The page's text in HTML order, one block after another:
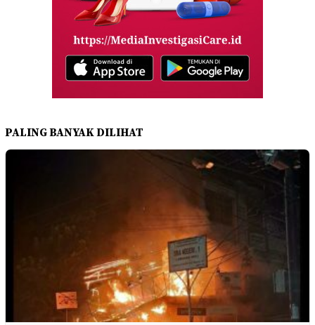
PALING BANYAK DILIHAT